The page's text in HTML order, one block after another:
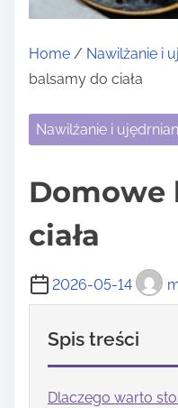
Home / Nawilżanie i
balsamy do ciała
Nawilżanie i
Domowe
ciała
2026-05-14
Spis treści
Dlaczego warto